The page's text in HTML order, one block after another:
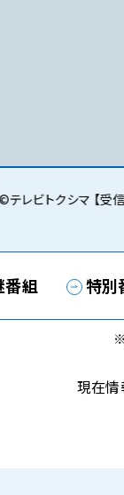
©テレビトクシマ 【受
番組 特別
現在情